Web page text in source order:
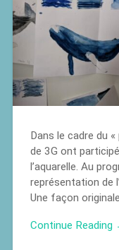
Dans le cadre du
de 3G ont
l’aquarelle. Au
représentation de
Une façon
Continue Reading